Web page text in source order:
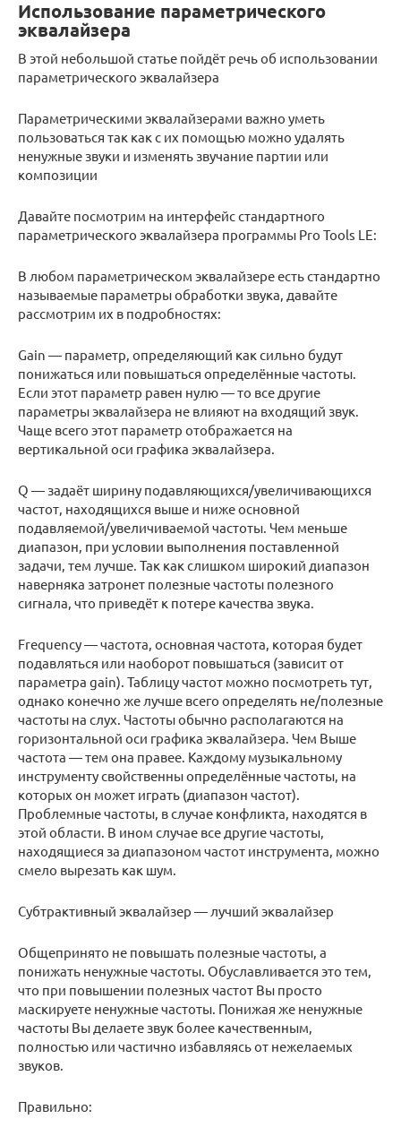
Использование параметрического
эквалайзера
В этой небольшой статье пойдёт речь об использовании
параметрического эквалайзера
Параметрическими эквалайзерами важно уметь
пользоваться так как с их помощью можно удалять
ненужные звуки и изменять звучание партии или
композиции
Давайте посмотрим на интерфейс стандартного
параметрического эквалайзера программы Pro Tools LE:
В любом параметрическом эквалайзере есть стандартно
называемые параметры обработки звука, давайте
рассмотрим их в подробностях:
Gain — параметр, определяющий как сильно будут
понижаться или повышаться определённые частоты.
Если этот параметр равен нулю — то все другие
параметры эквалайзера не влияют на входящий звук.
Чаще всего этот параметр отображается на
вертикальной оси графика эквалайзера.
Q — задаёт ширину подавляющихся/увеличивающихся
частот, находящихся выше и ниже основной
подавляемой/увеличиваемой частоты. Чем меньше
диапазон, при условии выполнения поставленной
задачи, тем лучше. Так как слишком широкий диапазон
наверняка затронет полезные частоты полезного
сигнала, что приведёт к потере качества звука.
Frequency — частота, основная частота, которая будет
подавляться или наоборот повышаться (зависит от
параметра gain). Таблицу частот можно посмотреть тут,
однако конечно же лучше всего определять не/полезные
частоты на слух. Частоты обычно располагаются на
горизонтальной оси графика эквалайзера. Чем Выше
частота — тем она правее. Каждому музыкальному
инструменту свойственны определённые частоты, на
которых он может играть (диапазон частот).
Проблемные частоты, в случае конфликта, находятся в
этой области. В ином случае все другие частоты,
находящиеся за диапазоном частот инструмента, можно
смело вырезать как шум.
Субтрактивный эквалайзер — лучший эквалайзер
Общепринято не повышать полезные частоты, а
понижать ненужные частоты. Обуславливается это тем,
что при повышении полезных частот Вы просто
маскируете ненужные частоты. Понижая же ненужные
частоты Вы делаете звук более качественным,
полностью или частично избавляясь от нежелаемых
звуков.
Правильно: